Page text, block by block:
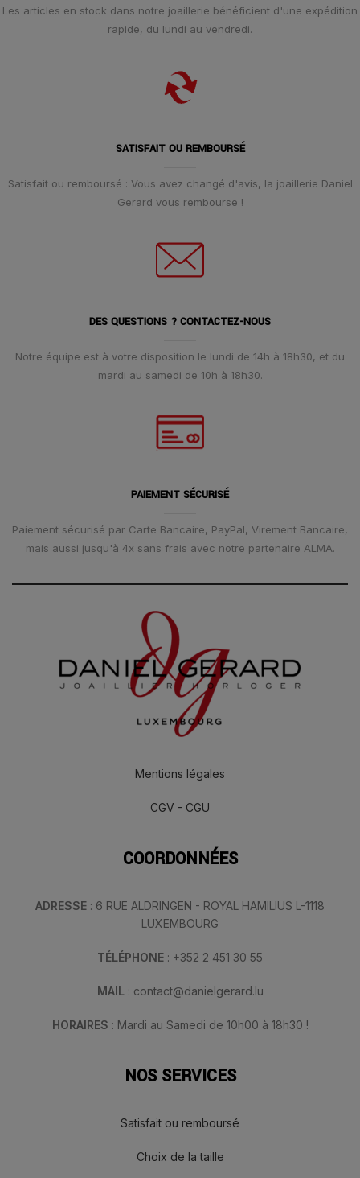
Les articles en stock dans notre joaillerie bénéficient d'une expédition
rapide, du lundi au vendredi.
SATISFAIT OU REMBOURSÉ
Satisfait ou remboursé : Vous avez changé d'avis, la joaillerie Daniel
Gerard vous rembourse !
DES QUESTIONS ? CONTACTEZ-NOUS
Notre équipe est à votre disposition le lundi de 14h à 18h30, et du
mardi au samedi de 10h à 18h30.
PAIEMENT SÉCURISÉ
Paiement sécurisé par Carte Bancaire, PayPal, Virement Bancaire,
mais aussi jusqu'à 4x sans frais avec notre partenaire ALMA.
Mentions légales
CGV - CGU
COORDONNÉES
ADRESSE : 6 RUE ALDRINGEN - ROYAL HAMILIUS L-1118
LUXEMBOURG
TÉLÉPHONE : +352 2 451 30 55
MAIL : contact@danielgerard.lu
HORAIRES : Mardi au Samedi de 10h00 à 18h30 !
NOS SERVICES
Satisfait ou remboursé
Choix de la taille